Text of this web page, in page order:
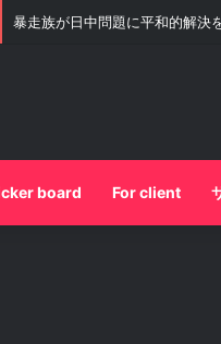
暴走族が日中問題に平和的解決
board For client